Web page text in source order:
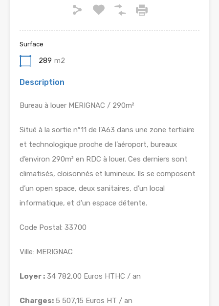
Surface
289 m2
Description
Bureau à louer MERIGNAC / 290m²
Situé à la sortie n°11 de l’A63 dans une zone tertiaire
et technologique proche de l’aéroport, bureaux
d’environ 290m² en RDC à louer. Ces derniers sont
climatisés, cloisonnés et lumineux. Ils se composent
d’un open space, deux sanitaires, d’un local
informatique, et d’un espace détente.
Code Postal: 33700
Ville: MERIGNAC
Loyer : 34 782,00 Euros HTHC / an
Charges: 5 507,15 Euros HT / an